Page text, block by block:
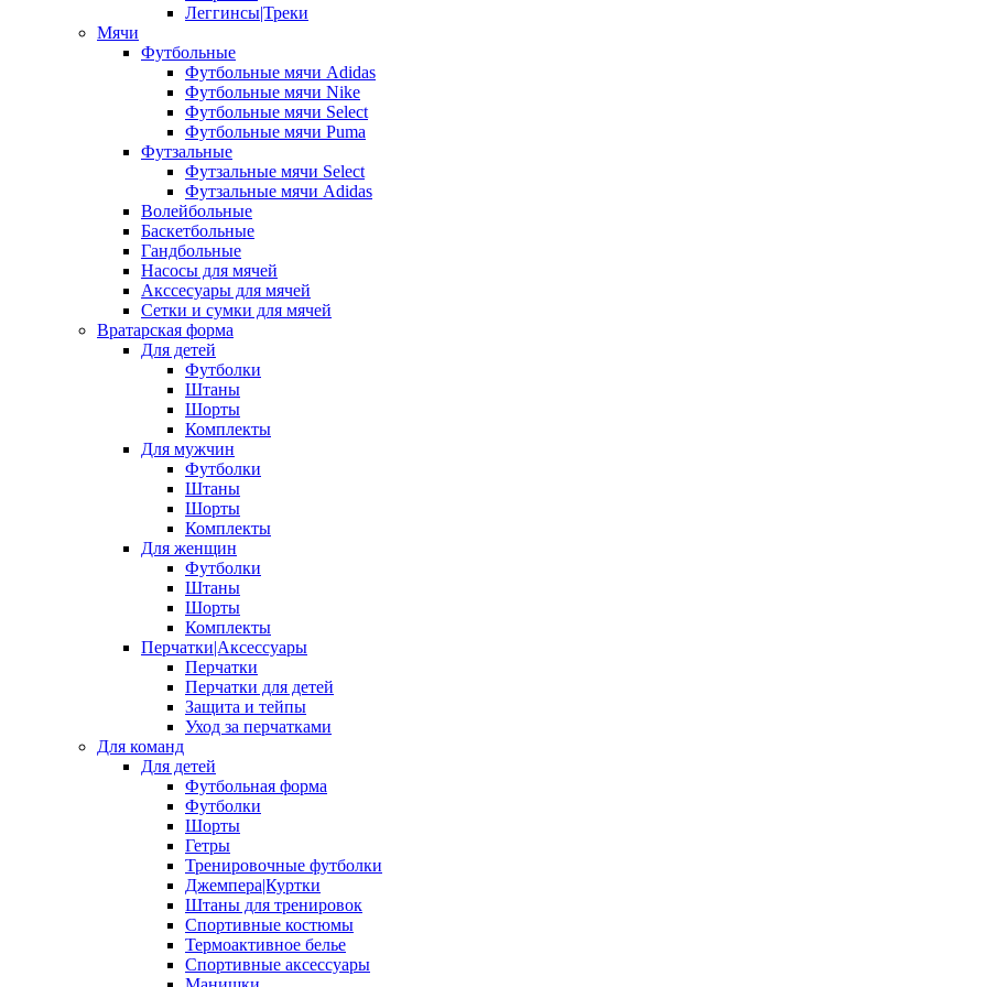
Леггинсы|Треки
Мячи
Футбольные
Футбольные мячи Adidas
Футбольные мячи Nike
Футбольные мячи Select
Футбольные мячи Puma
Футзальные
Футзальные мячи Select
Футзальные мячи Adidas
Волейбольные
Баскетбольные
Гандбольные
Насосы для мячей
Акссесуары для мячей
Сетки и сумки для мячей
Вратарская форма
Для детей
Футболки
Штаны
Шорты
Комплекты
Для мужчин
Футболки
Штаны
Шорты
Комплекты
Для женщин
Футболки
Штаны
Шорты
Комплекты
Перчатки|Аксессуары
Перчатки
Перчатки для детей
Защита и тейпы
Уход за перчатками
Для команд
Для детей
Футбольная форма
Футболки
Шорты
Гетры
Тренировочные футболки
Джемпера|Куртки
Штаны для тренировок
Спортивные костюмы
Термоактивное белье
Спортивные аксессуары